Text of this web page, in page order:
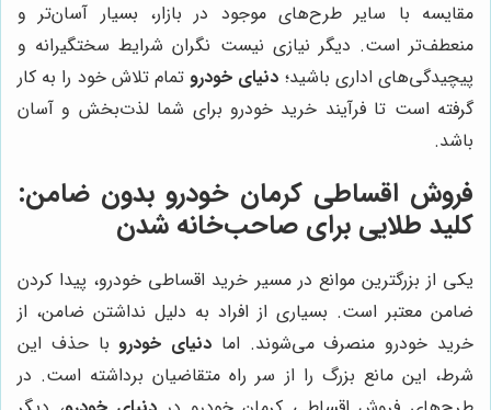
مقایسه با سایر طرح‌های موجود در بازار، بسیار آسان‌تر و
منعطف‌تر است. دیگر نیازی نیست نگران شرایط سختگیرانه و
پیچیدگی‌های اداری باشید؛ دنیای خودروتمام تلاش خود را به کار
گرفته است تا فرآیند خرید خودرو برای شما لذت‌بخش و آسان
باشد.
فروش اقساطی کرمان خودرو بدون ضامن:
کلید طلایی برای صاحب‌خانه شدن
یکی از بزرگترین موانع در مسیر خرید اقساطی خودرو، پیدا کردن
ضامن معتبر است. بسیاری از افراد به دلیل نداشتن ضامن، از
خرید خودرو منصرف می‌شوند. اما دنیای خودرو با حذف این
شرط، این مانع بزرگ را از سر راه متقاضیان برداشته است. در